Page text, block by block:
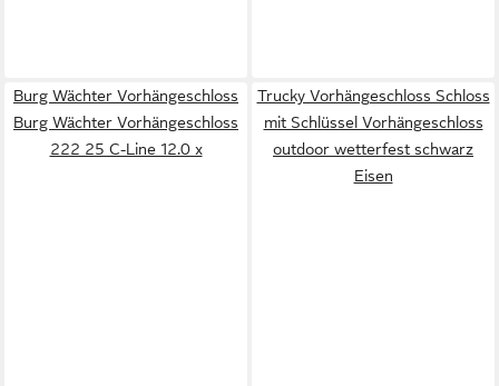
Burg Wächter Vorhängeschloss
Burg Wächter Vorhängeschloss
222 25 C-Line 12.0 x
Trucky Vorhängeschloss Schloss
mit Schlüssel Vorhängeschloss
outdoor wetterfest schwarz
Eisen